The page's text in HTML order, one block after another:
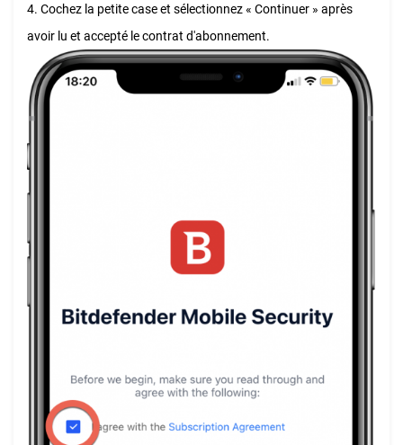
4. Cochez la petite case et sélectionnez « Continuer » après
avoir lu et accepté le contrat d'abonnement.